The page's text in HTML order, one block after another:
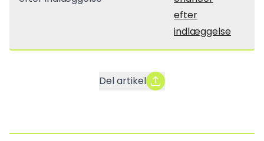
efter
indlæggelse
Del artikel